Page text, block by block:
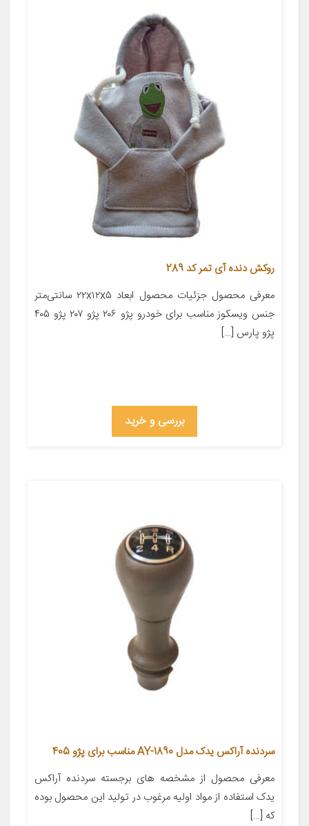
روکش دنده آی تمر کد 289
معرفی محصول جزئیات محصول ابعاد ۲۲x۱۲x۵ سانتی‌متر
جنس ویسکوز مناسب برای خودرو پژو ۲۰۶ پژو ۲۰۷ پژو ۴۰۵
پژو پارس […]
بررسی و خرید
سردنده آراکس یدک مدل AY-1890 مناسب برای پژو 405
معرفی محصول از مشخصه های برجسته سردنده آراکس
یدک استفاده از مواد اولیه مرغوب در تولید این محصول بوده
که […]